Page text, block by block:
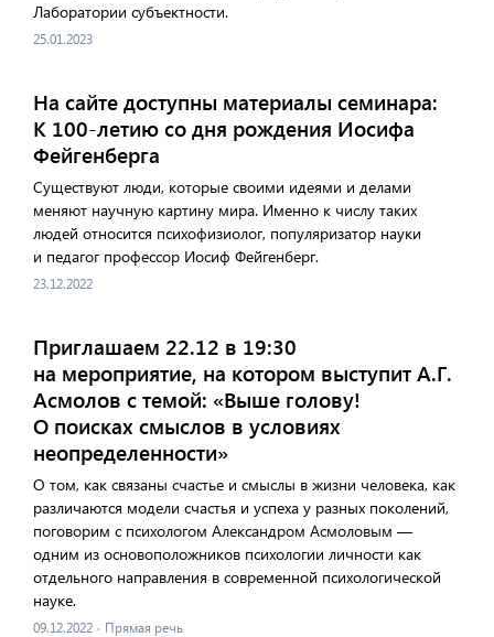
Лаборатории субъектности.
25.01.2023
На сайте доступны материалы семинара:
К 100-летию со дня рождения Иосифа
Фейгенберга
Существуют люди, которые своими идеями и делами
меняют научную картину мира. Именно к числу таких
людей относится психофизиолог, популяризатор науки
и педагог профессор Иосиф Фейгенберг.
23.12.2022
Приглашаем 22.12 в 19:30
на мероприятие, на котором выступит А.Г.
Асмолов с темой: «Выше голову!
О поисках смыслов в условиях
неопределенности»
О том, как связаны счастье и смыслы в жизни человека, как
различаются модели счастья и успеха у разных поколений,
поговорим с психологом Александром Асмоловым —
одним из основоположников психологии личности как
отдельного направления в современной психологической
науке.
09.12.2022 · Прямая речь